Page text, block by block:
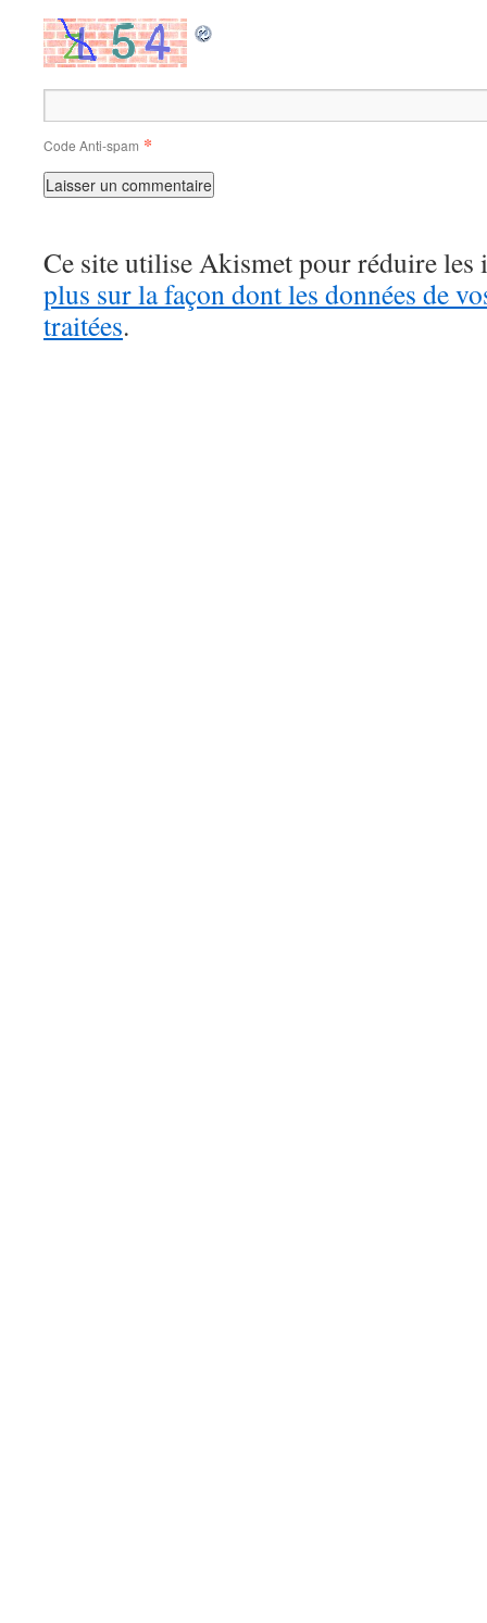
Code Anti-spam *
Ce site utilise Akismet pour réduire les
plus sur la façon dont les données de
traitées.